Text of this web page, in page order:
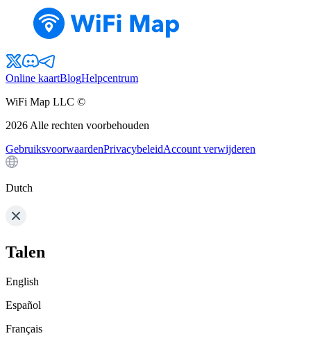
Online kaartBlogHelpcentrum
WiFi Map LLC ©
2026 Alle rechten voorbehouden
GebruiksvoorwaardenPrivacybeleidAccount verwijderen
Dutch
Talen
English
Español
Français